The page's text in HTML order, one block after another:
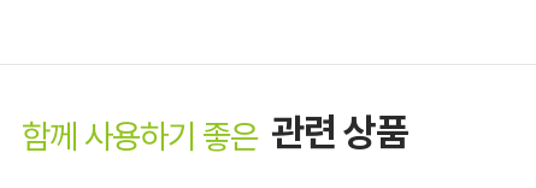
함께 사용하기 좋은 관련 상품